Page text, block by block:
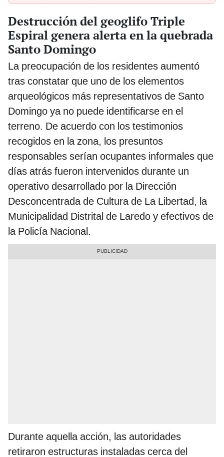
Destrucción del geoglifo Triple
Espiral genera alerta en la quebrada
Santo Domingo
La preocupación de los residentes aumentó
tras constatar que uno de los elementos
arqueológicos más representativos de Santo
Domingo ya no puede identificarse en el
terreno. De acuerdo con los testimonios
recogidos en la zona, los presuntos
responsables serían ocupantes informales que
días atrás fueron intervenidos durante un
operativo desarrollado por la Dirección
Desconcentrada de Cultura de La Libertad, la
Municipalidad Distrital de Laredo y efectivos de
la Policía Nacional.
Durante aquella acción, las autoridades
retiraron estructuras instaladas cerca del